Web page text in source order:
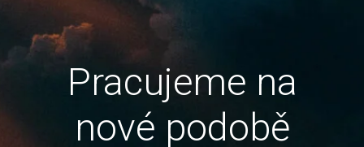
Pracujeme na
nové podobě